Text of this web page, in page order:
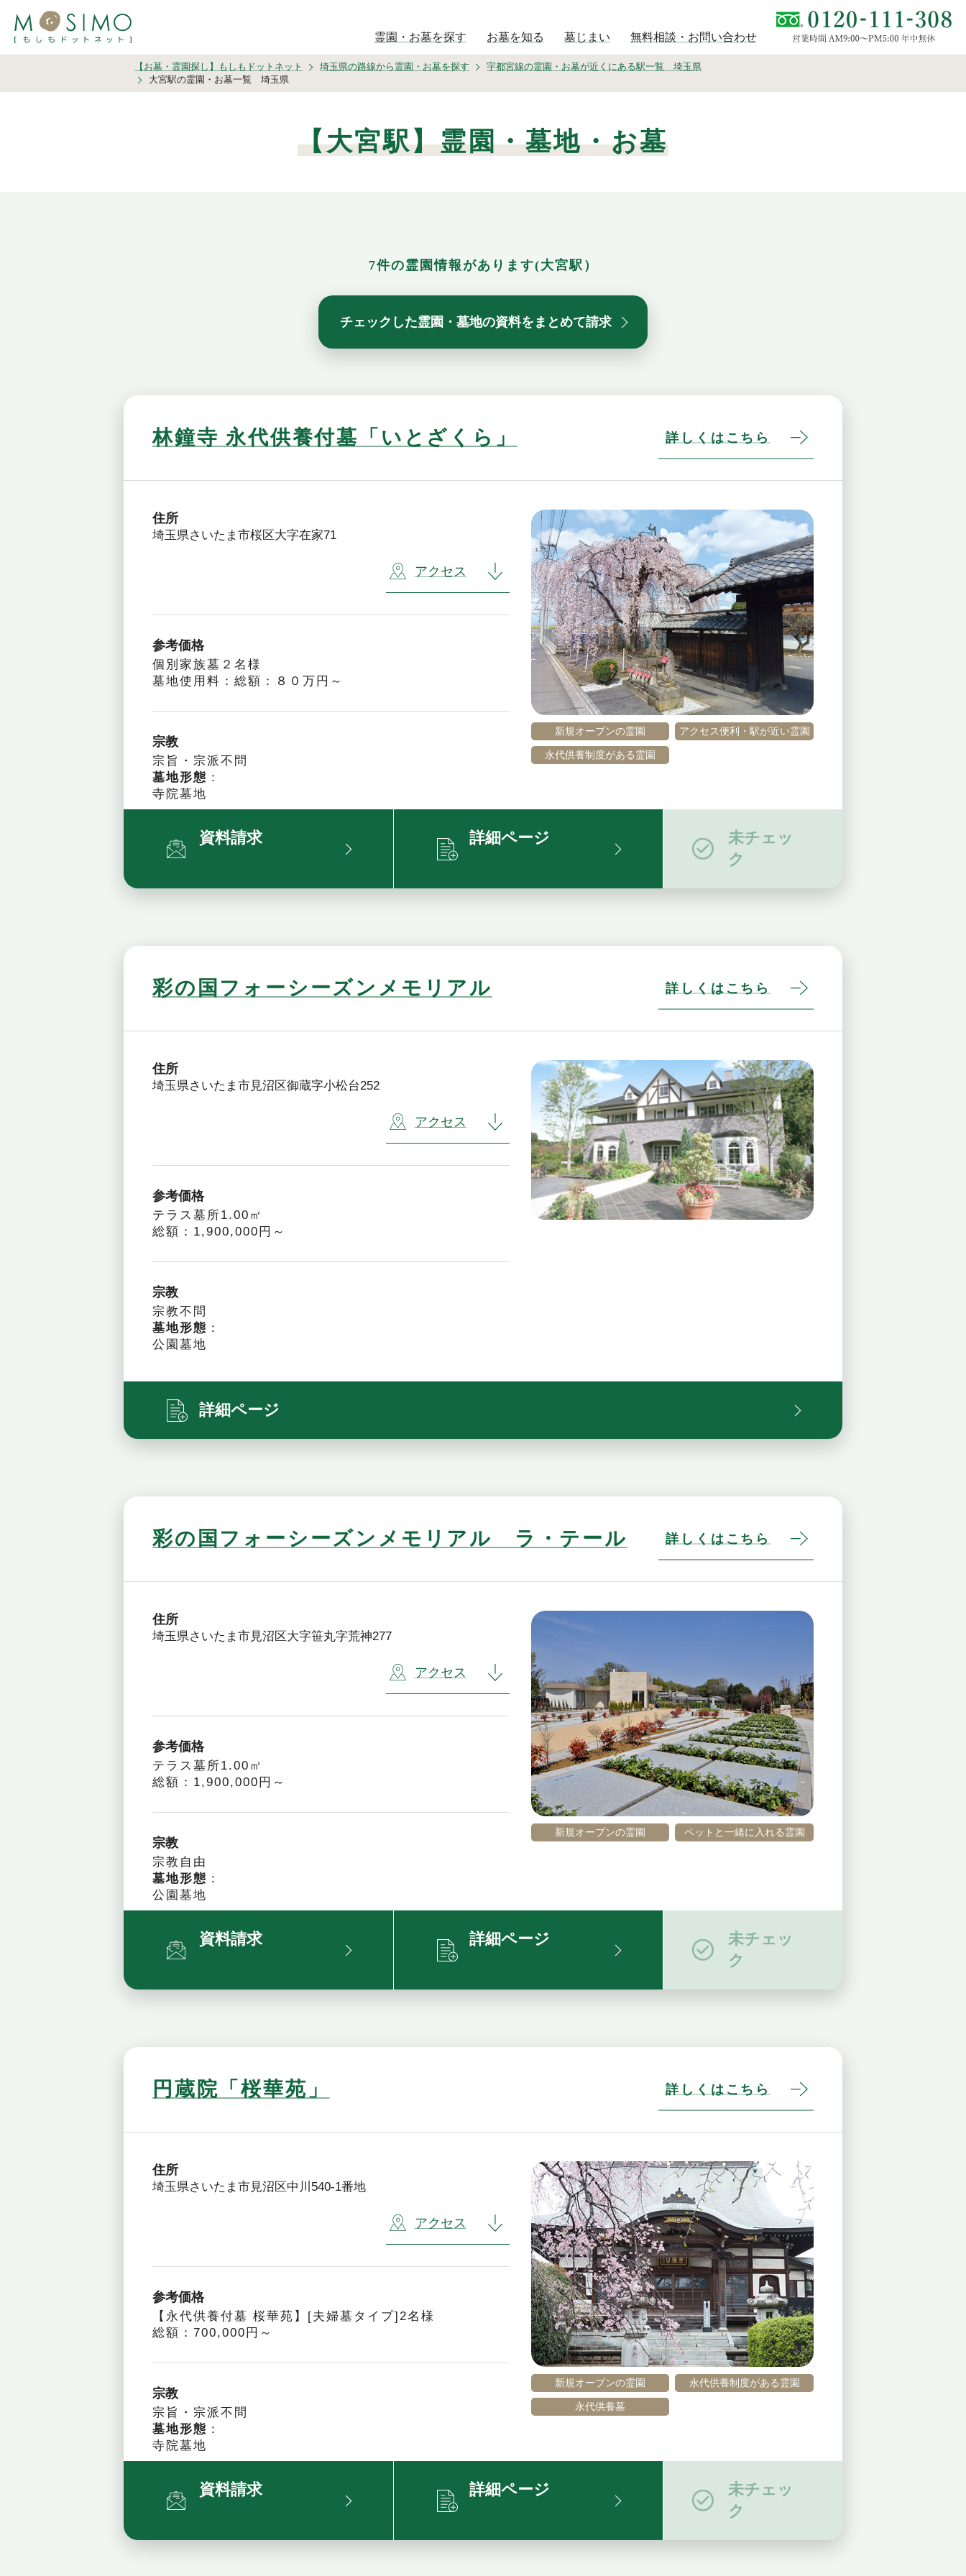
霊園・お墓を探す お墓を知る 墓じまい 無料相談・お問い合わせ
【お墓・霊園探し】もしもドットネット 埼玉県の路線から霊園・お墓を探す
宇都宮線の霊園・お墓が近くにある駅一覧 埼玉県
大宮駅の霊園・お墓一覧 埼玉県
【大宮駅】霊園・墓地・お墓
7件の霊園情報があります(大宮駅）
チェックした霊園・墓地の資料をまとめて請求
林鐘寺 永代供養付墓「いとざくら」 詳しくはこちら
新規オープンの霊園 アクセス便利・駅が近い霊園
永代供養制度がある霊園
住所
埼玉県さいたま市桜区大字在家71
アクセス
参考価格
個別家族墓２名様
墓地使用料：総額：８０万円～
宗教
宗旨・宗派不問
墓地形態 ：
寺院墓地
資料請求 詳細ページ
未チェッ
ク
彩の国フォーシーズンメモリアル 詳しくはこちら
住所
埼玉県さいたま市見沼区御蔵字小松台252
アクセス
参考価格
テラス墓所1.00㎡
総額：1,900,000円～
宗教
宗教不問
墓地形態 ：
公園墓地
詳細ページ
彩の国フォーシーズンメモリアル ラ・テール 詳しくはこちら
新規オープンの霊園 ペットと一緒に入れる霊園
住所
埼玉県さいたま市見沼区大字笹丸字荒神277
アクセス
参考価格
テラス墓所1.00㎡
総額：1,900,000円～
宗教
宗教自由
墓地形態 ：
公園墓地
資料請求 詳細ページ
未チェッ
ク
円蔵院「桜華苑」 詳しくはこちら
新規オープンの霊園 永代供養制度がある霊園
永代供養墓
住所
埼玉県さいたま市見沼区中川540-1番地
アクセス
参考価格
【永代供養付墓 桜華苑】[夫婦墓タイプ]2名様
総額：700,000円～
宗教
宗旨・宗派不問
墓地形態 ：
寺院墓地
資料請求 詳細ページ
未チェッ
ク